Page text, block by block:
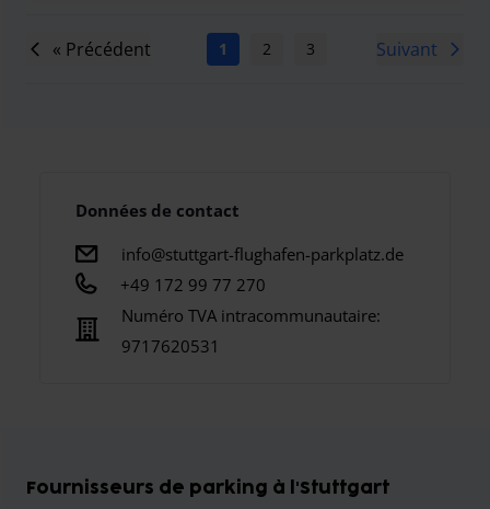
« Précédent 1 2 3 5
Suivant
Données de contact
info@stuttgart-flughafen-parkplatz.de
+49 172 99 77 270
Numéro TVA intracommunautaire:
9717620531
Fournisseurs de parking à l'Stuttgart